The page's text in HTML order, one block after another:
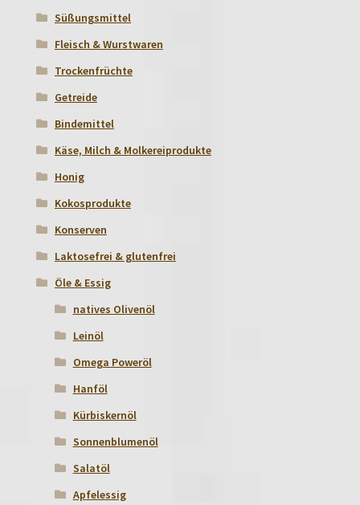
Süßungsmittel
Fleisch & Wurstwaren
Trockenfrüchte
Getreide
Bindemittel
Käse, Milch & Molkereiprodukte
Honig
Kokosprodukte
Konserven
Laktosefrei & glutenfrei
Öle & Essig
natives Olivenöl
Leinöl
Omega Poweröl
Hanföl
Kürbiskernöl
Sonnenblumenöl
Salatöl
Apfelessig